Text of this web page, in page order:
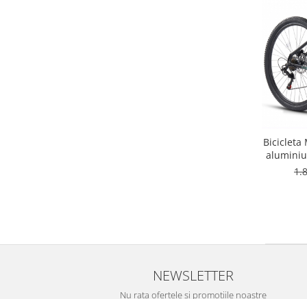
Bicicleta
NEWSLETTER
Nu rata ofertele si promotiile noastre